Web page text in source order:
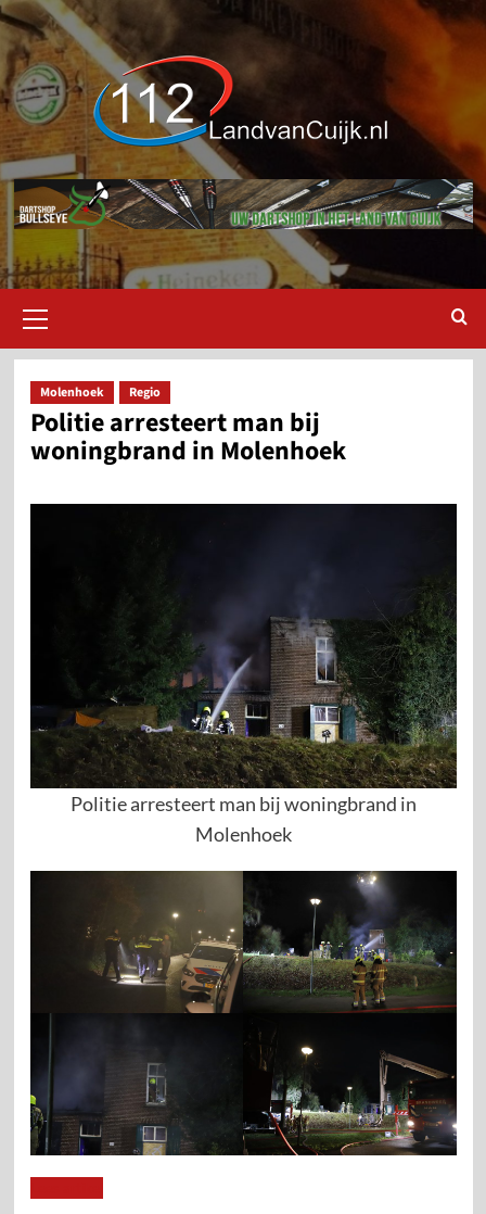
Ga
naar
de
inhoud
menu
Molenhoek Regio
Politie arresteert man bij
woningbrand in Molenhoek
Politie arresteert man bij woningbrand in
Molenhoek